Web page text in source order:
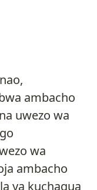
ambacho
uwezo wa
wa
ambacho
ya kuchagua